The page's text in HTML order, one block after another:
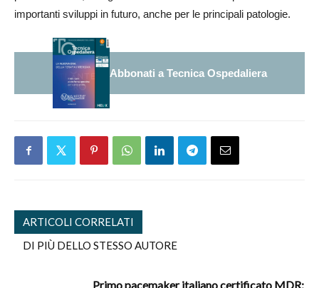
importanti sviluppi in futuro, anche per le principali patologie.
Abbonati a Tecnica Ospedaliera
ARTICOLI CORRELATI
DI PIÙ DELLO STESSO AUTORE
Primo pacemaker italiano certificato MDR: